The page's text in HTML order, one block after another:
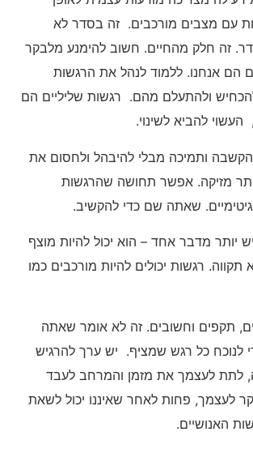
עם מצבים מורכבים. זה בסדר לא
זה חלק מהחיים. חשוב להימנע מלבקר
הם אנחנו. ללמוד לנהל את הרגשות
ולהתעלם מהם. רגשות שליליים הם
להביא לשינוי.
ותמיכה מבלי להיבהל ולחסום את
מזיקה. אפשר תחושה שהרגשות
שאתה שם כדי להקשיב.
יותר מדבר אחד – הוא יכול להיות מוצף
רגשות יכולים להיות מורכבים כמו
תקפים וחשובים. זה לא אומר שאתה
לנוכח כל רגש שמציף. יש ערך להרגיש
לתת לעצמך את מזמן והמרחב לעבד
לעצמך, פחות לאחר שאיננו יכול לשאת
האנושיים.